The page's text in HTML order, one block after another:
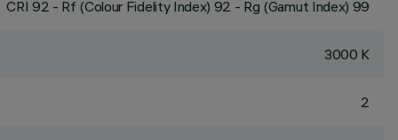
CRI 92 - Rf (Colour Fidelity Index) 92 - Rg (Gamut Index) 99
3000 K
2